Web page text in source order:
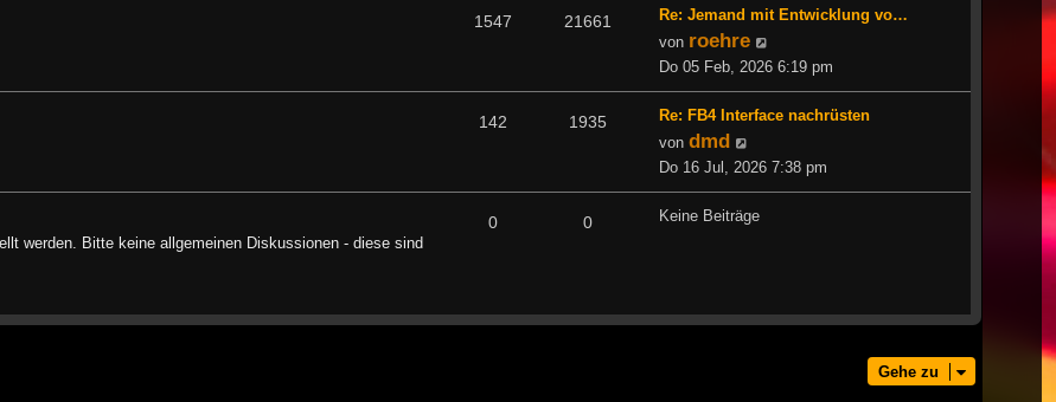
1547 21661
Re: Jemand mit Entwicklung vo…
von roehre
Beitrag
Do 05 Feb, 2026 6:19 pm
142 1935
Re: FB4 Interface nachrüsten
von dmd
Beitrag
Do 16 Jul, 2026 7:38 pm
werden. Bitte keine allgemeinen Diskussionen - diese sind
0 0 Keine Beiträge
Gehe zu